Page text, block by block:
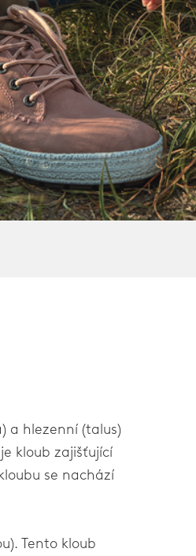
Zprávy a média
a hlezenní (talus)
kloub zajišťující
se nachází
Tento kloub